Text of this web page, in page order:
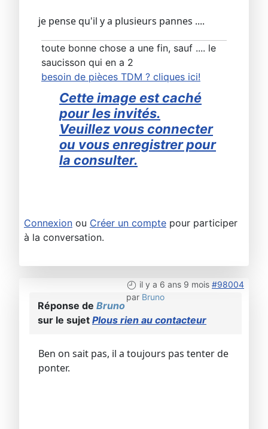
je pense qu'il y a plusieurs pannes ....
toute bonne chose a une fin, sauf .... le
saucisson qui en a 2
besoin de pièces TDM ? cliques ici!
Cette image est caché
pour les invités.
Veuillez vous connecter
ou vous enregistrer pour
la consulter.
Connexion ou Créer un compte pour participer
à la conversation.
il y a 6 ans 9 mois #98004
par Bruno
Réponse de Bruno
sur le sujet Plous rien au contacteur
Ben on sait pas, il a toujours pas tenter de
ponter.